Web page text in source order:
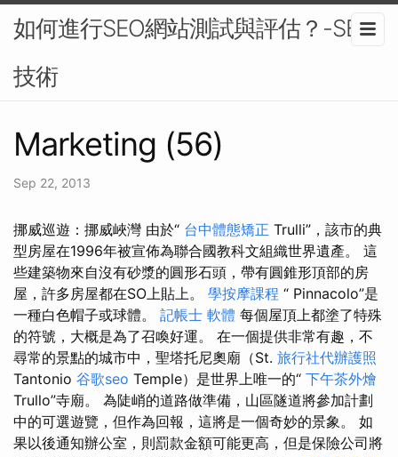
如何進行SEO網站測試與評估？-SEO
技術
Marketing (56)
Sep 22, 2013
挪威巡遊：挪威峽灣 由於“ 台中體態矯正 Trulli”，該市的典
型房屋在1996年被宣佈為聯合國教科文組織世界遺產。 這
些建築物來自沒有砂漿的圓形石頭，帶有圓錐形頂部的房
屋，許多房屋都在SO上貼上。 學按摩課程 “ Pinnacolo”是
一種白色帽子或球體。 記帳士 軟體 每個屋頂上都塗了特殊
的符號，大概是為了召喚好運。 在一個提供非常有趣，不
尋常的景點的城市中，聖塔托尼奧廟（St. 旅行社代辦護照
Tantonio 谷歌seo Temple）是世界上唯一的“ 下午茶外燴
Trullo”寺廟。 為陡峭的道路做準備，山區隧道將參加計劃
中的可選遊覽，但作為回報，這將是一個奇妙的景象。 如
果以後通知辦公室，則罰款金額可能更高，但是保險公司將